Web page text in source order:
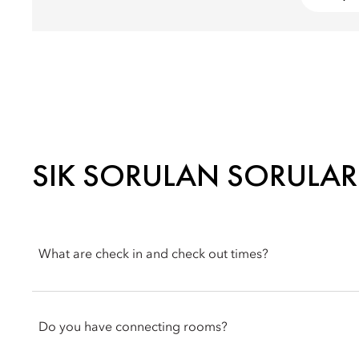
SIK SORULAN SORULAR
What are check in and check out times?
subject to availability, or if pre-arranged.
Do you have connecting rooms?